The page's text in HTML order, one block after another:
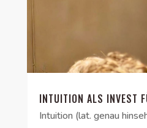
INTUITION ALS INVEST
Intuition (lat. genau